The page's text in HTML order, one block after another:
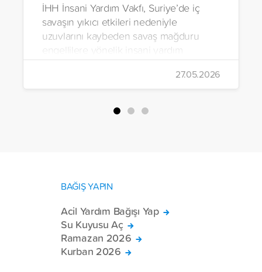
İHH İnsani Yardım Vakfı, Suriye’de iç
savaşın yıkıcı etkileri nedeniyle
uzuvlarını kaybeden savaş mağduru
engellilere yönelik insani yardım
çalışmalarını aralıksız sürdürüyor. Vakıf,
yürütülen son projeyle Suriye’nin Şam,
Halep, Hama, Humus ve İdlib
bölgelerinde zor şartlarda yaşayan
27.05.2026
BAĞIŞ YAPIN
Acil Yardım Bağışı Yap
Su Kuyusu Aç
Ramazan 2026
Kurban 2026